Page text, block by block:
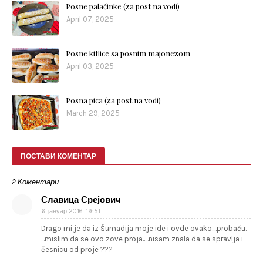
Posne palačinke (za post na vodi)
April 07, 2025
Posne kiflice sa posnim majonezom
April 03, 2025
Posna pica (za post na vodi)
March 29, 2025
ПОСТАВИ КОМЕНТАР
2 Коментари
Славица Срејович
6. јануар 2016. 19:51
Drago mi je da iz Šumadija moje ide i ovde ovako....probaću.
...mislim da se ovo zove proja.....nisam znala da se spravlja i
česnicu od proje ???